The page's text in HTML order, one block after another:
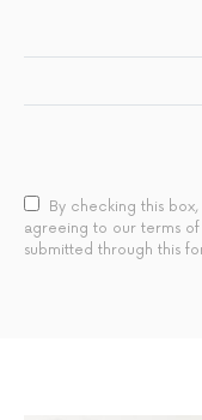
By checking this
agreeing to our terms
submitted through this